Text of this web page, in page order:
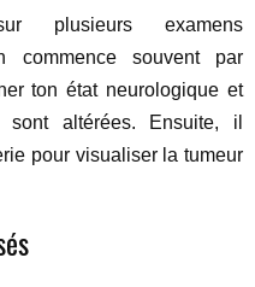
plusieurs examens
commence souvent par
ton état neurologique et
altérées. Ensuite, il
pour visualiser la tumeur